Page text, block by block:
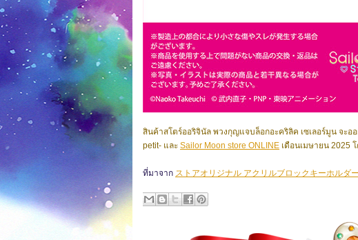
สินค้าสโตร์ออริจินัล พวงกุญแจบล็อกอะคริลิค เซเลอร์มูน จะอ
petit- และ Sailor Moon store ONLINE เดือนเมษายน 2025
ที่มาจาก ストアオリジナル アクリルブロックキーホルダ